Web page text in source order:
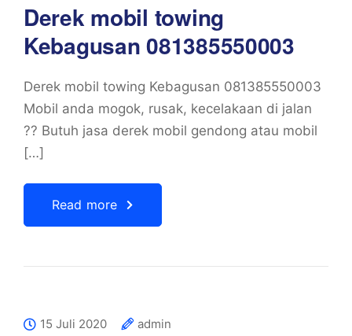
Derek mobil towing
Kebagusan 081385550003
Derek mobil towing Kebagusan 081385550003
Mobil anda mogok, rusak, kecelakaan di jalan
?? Butuh jasa derek mobil gendong atau mobil
[…]
Read more
15 Juli 2020
admin